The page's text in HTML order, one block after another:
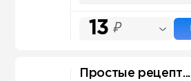
13 ₽
Простые рецепт...